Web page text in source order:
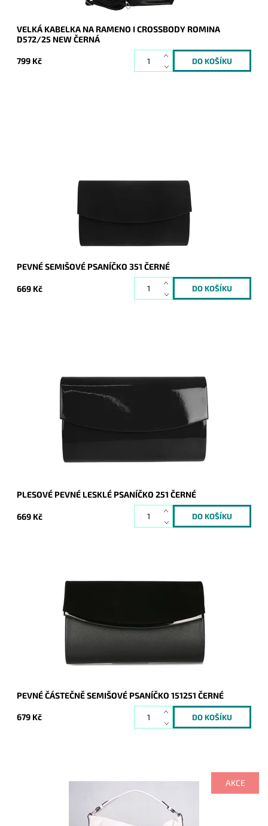
VELKÁ KABELKA NA RAMENO I CROSSBODY ROMINA
D572/25 NEW ČERNÁ
799 Kč
9200
ROMINA&CO
2 roky
PEVNÉ SEMIŠOVÉ PSANÍČKO 351 ČERNÉ
669 Kč
Elegantní lesklé pevné psaníčko v černé barvě je nezbytným
doplňkem a doprovodí ženu nejen do společnosti.
Skladem
PLESOVÉ PEVNÉ LESKLÉ PSANÍČKO 251 ČERNÉ
669 Kč
lesklým proužkem podél spodní hrany klopy je oblíbeným
doplňkem a doprovodí ženu nejen...
Dostupnost:
20708
ROMINA&CO
PEVNÉ ČÁSTEČNĚ SEMIŠOVÉ PSANÍČKO 151251 ČERNÉ
679 Kč
AKCE
Ooooopravdu veeeelká béžová kabelka na rameno značky
ROMINA, přesto nádherně vypadá, do níž se bez problémů